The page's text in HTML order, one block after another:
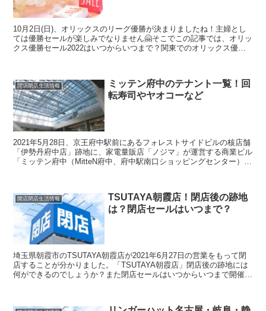
10月2日(日)、オリックスのリーグ優勝が決まりましたね！主婦とし
ては優勝セールが楽しみでなりません🤗そこでこの記事では、オリッ
クス優勝セール2022はいつからいつまで？関東でのオリックス優勝
開店閉店生活情報
ミッテン府中のテナント一覧！回
転寿司やヤオコーなど
2021年5月28日、京王府中駅前にあるフォレストサイドビルの核店舗
「伊勢丹府中店」跡地に、家電量販店「ノジマ」が運営する商業ビル
「ミッテン府中（MitteN府中、府中駅南口ショッピングセンター）」
開店閉店生活情報
TSUTAYA朝霞店！閉店後の跡地
は？閉店セールはいつまで？
埼玉県朝霞市のTSUTAYA朝霞店が2021年6月27日の営業をもって閉
店することが分かりました。「TSUTAYA朝霞店」閉店後の跡地には
何ができるのでしょうか？また閉店セールはいつからいつまで開催さ